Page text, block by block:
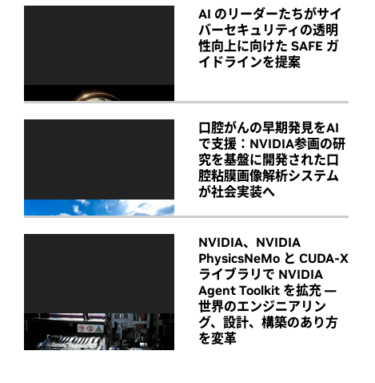
AI のリーダーたちがサイ
バーセキュリティの透明
性向上に向けた SAFE ガ
イドラインを提案
口腔がんの早期発見をAI
で支援：NVIDIA参画の研
究を基盤に開発された口
腔粘膜画像解析システム
が社会実装へ
NVIDIA、NVIDIA
PhysicsNeMo と CUDA-X
ライブラリで NVIDIA
Agent Toolkit を拡充 ―
世界のエンジニアリン
グ、設計、構築のあり方
を変革